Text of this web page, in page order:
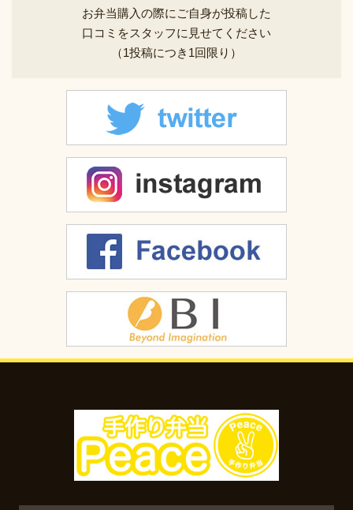
お弁当購入の際にご自身が投稿した
口コミをスタッフに見せてください
（1投稿につき1回限り）